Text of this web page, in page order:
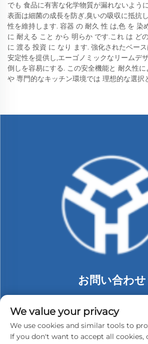
でも 食品に有害な化学物質が漏れないよう
表面は細菌の成長を防ぎ,臭いの吸収に抵抗
性を維持します. 容器 の 耐久 性 は,色 を 染
に 耐える こと から 明らか です.これ は ど
に 渡る 投資 に なり ます. 強化されたベー
安定性を提供し,エーゴノミックなリームデ
倒しを容易にする. この安全機能と 耐久性
や 専門的なキッチン環境では 理想的な選択
お問い合わせ
C棟2階
電話番号：+86-13530558584
メールアドレス：[email protected]
We value your privacy
We use cookies and similar tools to
If you don't want to accept all cookies,